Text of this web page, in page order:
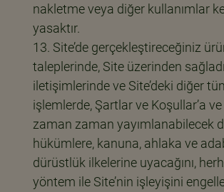
nakletme veya diğer kullanımlar
yasaktır.
Site’de gerçekleştireceğiniz
taleplerinde, Site üzerinden
iletişimlerinde ve Site’deki diğer
işlemlerde, Şartlar ve Koşullar’a ve
zaman zaman yayımlanabilecek
hükümlere, kanuna, ahlaka ve
dürüstlük ilkelerine uyacağını,
yöntem ile Site’nin işleyişini